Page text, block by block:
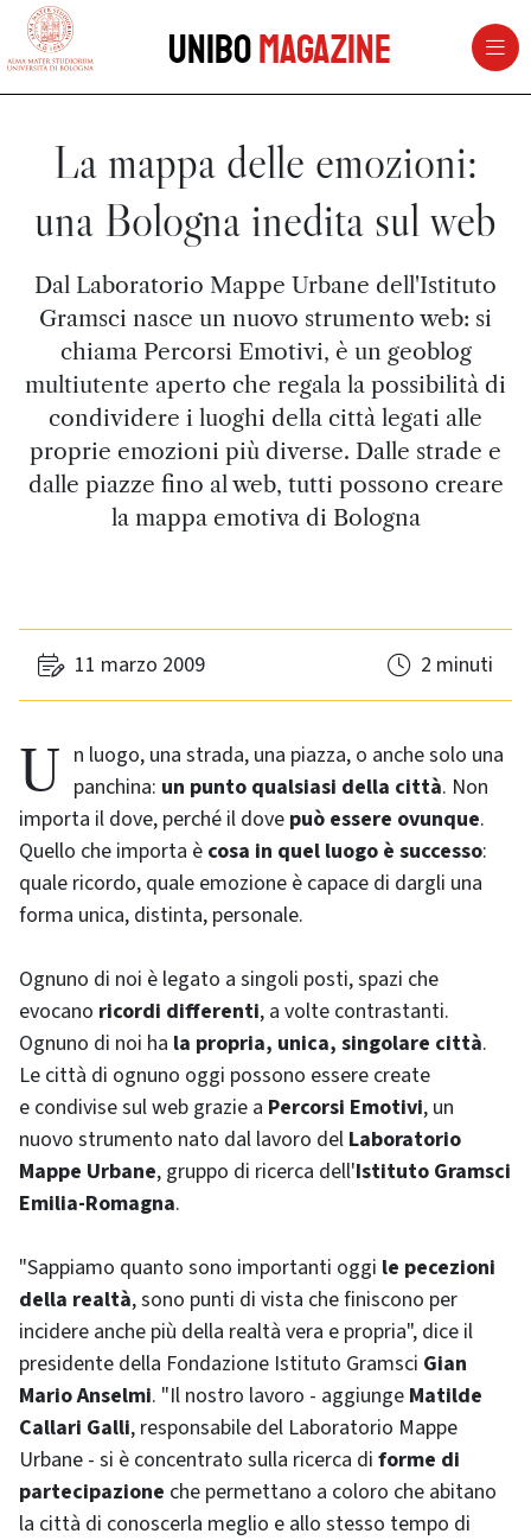
vai al contenuto della pagina
UniboMagazine
La mappa delle emozioni:
una Bologna inedita sul web
Dal Laboratorio Mappe Urbane dell'Istituto
Gramsci nasce un nuovo strumento web: si
chiama Percorsi Emotivi, è un geoblog
multiutente aperto che regala la possibilità di
condividere i luoghi della città legati alle
proprie emozioni più diverse. Dalle strade e
dalle piazze fino al web, tutti possono creare
la mappa emotiva di Bologna
11 marzo 2009 2 minuti
Un luogo, una strada, una piazza, o anche solo una panchina: un punto qualsiasi della città. Non
importa il dove, perché il dove può essere ovunque.
Quello che importa è cosa in quel luogo è successo:
quale ricordo, quale emozione è capace di dargli una
forma unica, distinta, personale.
Ognuno di noi è legato a singoli posti, spazi che
evocano ricordi differenti, a volte contrastanti.
Ognuno di noi ha la propria, unica, singolare città.
Le città di ognuno oggi possono essere create
e condivise sul web grazie a Percorsi Emotivi, un
nuovo strumento nato dal lavoro del Laboratorio
Mappe Urbane, gruppo di ricerca dell'Istituto Gramsci
Emilia-Romagna.
"Sappiamo quanto sono importanti oggi le pecezioni
della realtà, sono punti di vista che finiscono per
incidere anche più della realtà vera e propria", dice il
presidente della Fondazione Istituto Gramsci Gian
Mario Anselmi. "Il nostro lavoro - aggiunge Matilde
Callari Galli, responsabile del Laboratorio Mappe
Urbane - si è concentrato sulla ricerca di forme di
partecipazione che permettano a coloro che abitano
la città di conoscerla meglio e allo stesso tempo di